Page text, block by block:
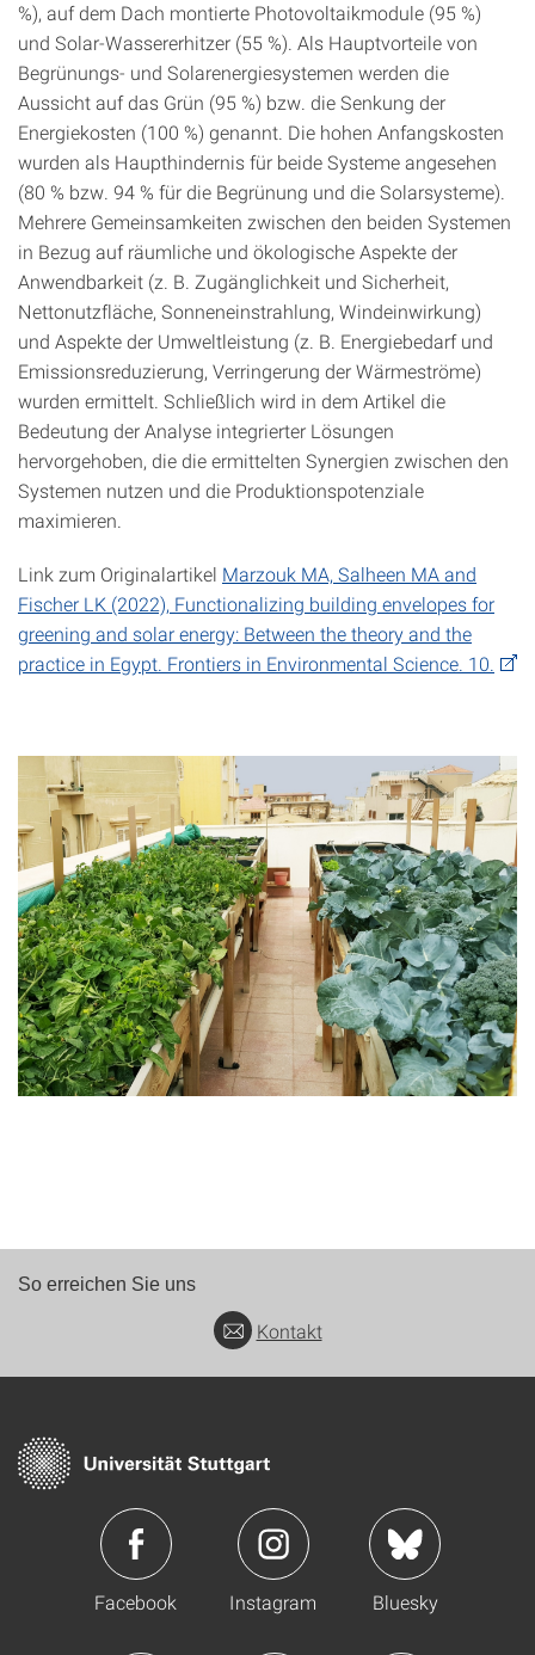
%), auf dem Dach montierte Photovoltaikmodule (95 %)
und Solar-Wassererhitzer (55 %). Als Hauptvorteile von
Begrünungs- und Solarenergiesystemen werden die
Aussicht auf das Grün (95 %) bzw. die Senkung der
Energiekosten (100 %) genannt. Die hohen Anfangskosten
wurden als Haupthindernis für beide Systeme angesehen
(80 % bzw. 94 % für die Begrünung und die Solarsysteme).
Mehrere Gemeinsamkeiten zwischen den beiden Systemen
in Bezug auf räumliche und ökologische Aspekte der
Anwendbarkeit (z. B. Zugänglichkeit und Sicherheit,
Nettonutzfläche, Sonneneinstrahlung, Windeinwirkung)
und Aspekte der Umweltleistung (z. B. Energiebedarf und
Emissionsreduzierung, Verringerung der Wärmeströme)
wurden ermittelt. Schließlich wird in dem Artikel die
Bedeutung der Analyse integrierter Lösungen
hervorgehoben, die die ermittelten Synergien zwischen den
Systemen nutzen und die Produktionspotenziale
maximieren.
Link zum Originalartikel Marzouk MA, Salheen MA and
Fischer LK (2022), Functionalizing building envelopes for
greening and solar energy: Between the theory and the
practice in Egypt. Frontiers in Environmental Science. 10.
So erreichen Sie uns
Kontakt
Facebook Instagram Bluesky